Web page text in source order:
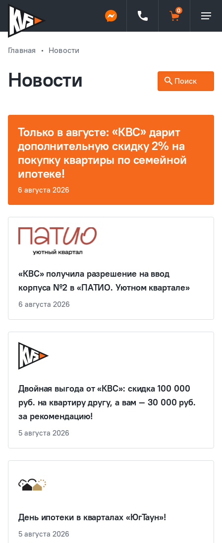
Главная Новости
Новости Поиск
Только в августе: «КВС» дарит
дополнительную скидку 2% на
покупку квартиры по семейной
ипотеке!
6 августа 2026
«КВС» получила разрешение на ввод
корпуса №2 в «ПАТИО. Уютном квартале»
6 августа 2026
Двойная выгода от «КВС»: скидка 100 000
руб. на квартиру другу, а вам — 30 000 руб.
за рекомендацию!
5 августа 2026
День ипотеки в кварталах «ЮгТаун»!
5 августа 2026